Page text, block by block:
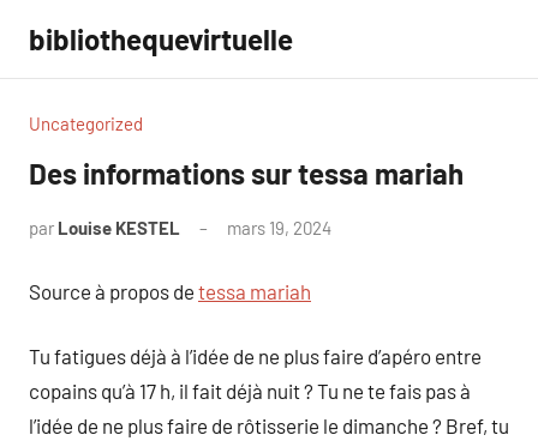
contenu
bibliothequevirtuelle
Uncategorized
Des informations sur tessa mariah
par Louise KESTEL mars 19, 2024
Source à propos de tessa mariah
Tu fatigues déjà à l’idée de ne plus faire d’apéro entre
copains qu’à 17 h, il fait déjà nuit ? Tu ne te fais pas à
l’idée de ne plus faire de rôtisserie le dimanche ? Bref, tu